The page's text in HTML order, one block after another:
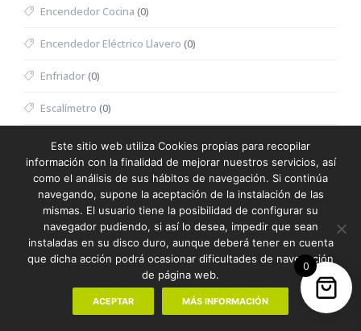
Encendedor Cocina (0)
Encendedor Eléctrico Llavero (0)
Enfriador(0)
Escalímetro (0)
Escritura (387)
Escuadra (0)
Espátula Facial (0)
Especiero (0)
Espejo Multifunción
0
Este sitio web utiliza Cookies propias para recopilar
información con la finalidad de mejorar nuestros servicios, así
como el análisis de sus hábitos de navegación. Si continúa
navegando, supone la aceptación de la instalación de las
mismas. El usuario tiene la posibilidad de configurar su
navegador pudiendo, si así lo desea, impedir que sean
instaladas en su disco duro, aunque deberá tener en cuenta
que dicha acción podrá ocasionar dificultades de navegación
de página web.
ACEPTAR MÁS INFORMACIÓN